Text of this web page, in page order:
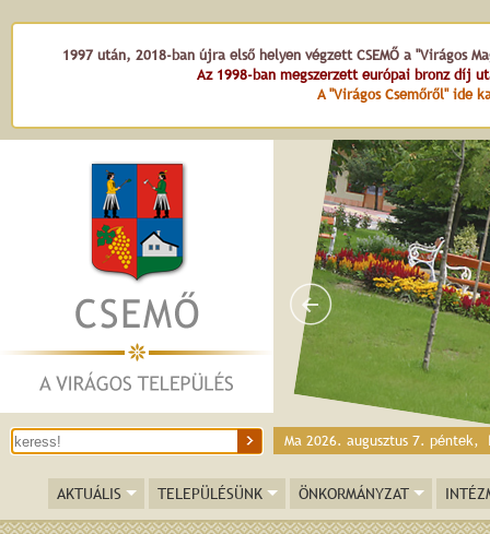
1997 után, 2018-ban újra első helyen végzett CSEMŐ a "Virágos
Az 1998-ban megszerzett európai bronz díj
A "Virágos Csemőről" ide
Ma 2026. augusztus 7. péntek,
AKTUÁLIS TELEPÜLÉSÜNK ÖNKORMÁNYZAT